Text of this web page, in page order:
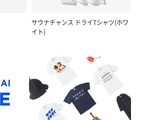
サウナチャンス ドライTシャツ(ホワ
イト)